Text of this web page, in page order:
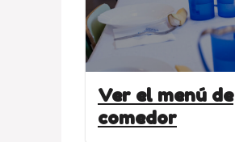
Ver el menú de
comedor